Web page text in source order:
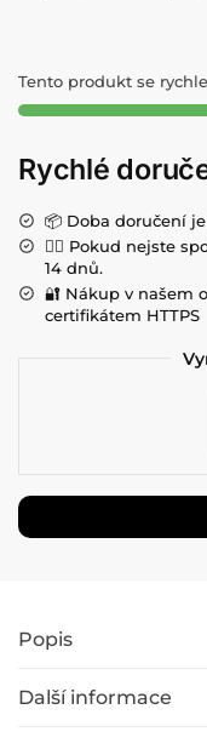
Tento produkt se
Rychlé
📦 Doba doručení
💁‍♀️ Pokud nejste
14 dnů.
🔐 Nákup v našem
certifikátem HTTPS
Popis
Další informace